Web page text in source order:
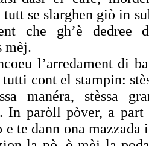
tutt se slarghen giò in
che gh’è dedree
mèj.
l’arredament di
tutti cont el stampin:
manéra, stèssa
In paròll pòver, a
e te dann ona